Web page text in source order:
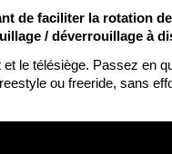
de faciliter la rotation
/ déverrouillage à
le télésiège. Passez en
ou freeride, sans